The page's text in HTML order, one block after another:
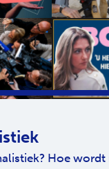
Hoe wordt